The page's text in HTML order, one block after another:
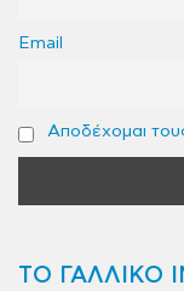
Email
Αποδέχομαι
ΤΟ ΓΑΛΛΙΚΟ